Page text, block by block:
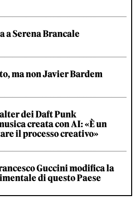
a Serena Brancale
ma non Javier Bardem
dei Daft Punk
creata con AI: «È un
il processo creativo»
Guccini modifica la
di questo Paese